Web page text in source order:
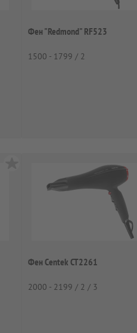
Фен "Redmond" RF523
1500 - 1799 / 2
Фен Centek CT2261
2000 - 2199 / 2 / 3